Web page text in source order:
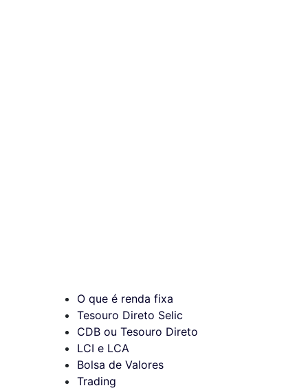
O que é renda fixa
Tesouro Direto Selic
CDB ou Tesouro Direto
LCI e LCA
Bolsa de Valores
Trading